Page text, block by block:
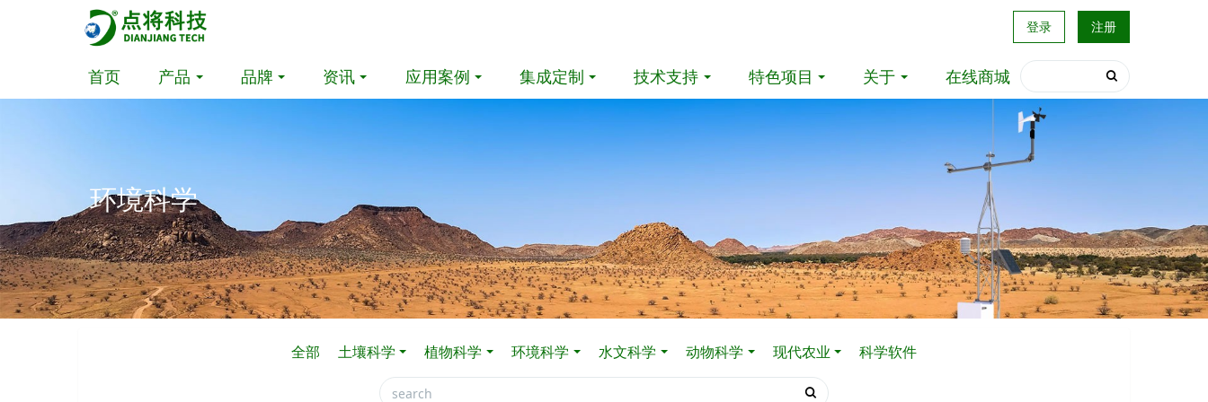
登录 注册
首页 产品 品牌 资讯 应用案例 集成定制 技术支持 特色项目 关于 在线商城
环境科学
全部 土壤科学 植物科学 环境科学 水文科学 动物科学 现代农业 科学软件